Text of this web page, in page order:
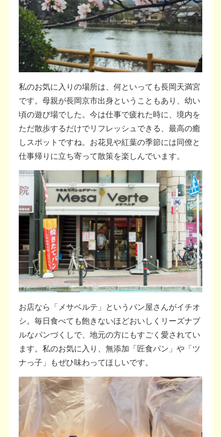
私のお気に入りの場所は、何といっても長岡天満宮
です。母親が長岡京市出身ということもあり、幼い
頃の遊び場でした。今は仕事で疲れた時に、境内を
ただ散歩するだけでリフレッシュできる、最高の癒
しスポットですね。お花見や紅葉の季節には同僚と
仕事帰りに立ち寄って散策を楽しんでいます。
お店なら「メサベルテ」というパン屋さんがイチオ
シ。毎日食べても飽きないほどおいしくリーズナブ
ルなパンづくしで、地元の方にもすごく愛されてい
ます。私のお気に入り、無添加「匠食パン」や「ツ
ナっ子」もぜひ味わってほしいです。